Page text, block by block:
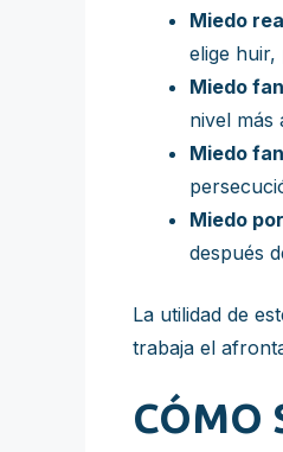
Miedo
elige
Miedo
nivel más
Miedo
Miedo
después
La utilidad de
trabaja el
CÓMO